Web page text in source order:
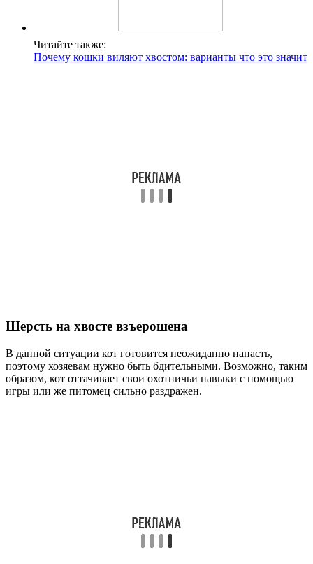
Читайте также:
Почему кошки виляют хвостом: варианты что это значит
Шерсть на хвосте взъерошена
В данной ситуации кот готовится неожиданно напасть,
поэтому хозяевам нужно быть бдительными. Возможно, таким
образом, кот оттачивает свои охотничьи навыки с помощью
игры или же питомец сильно раздражен.